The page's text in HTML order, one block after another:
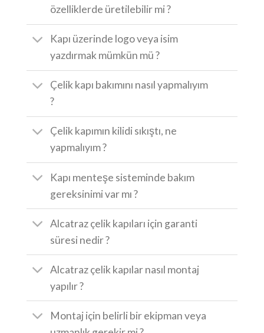
özelliklerde üretilebilir mi ?
Kapı üzerinde logo veya isim
yazdırmak mümkün mü ?
Çelik kapı bakımını nasıl yapmalıyım
?
Çelik kapımın kilidi sıkıştı, ne
yapmalıyım ?
Kapı menteşe sisteminde bakım
gereksinimi var mı ?
Alcatraz çelik kapıları için garanti
süresi nedir ?
Alcatraz çelik kapılar nasıl montaj
yapılır ?
Montaj için belirli bir ekipman veya